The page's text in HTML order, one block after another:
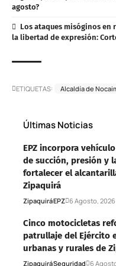
agosto?
Los ataques misóginos en
la libertad de expresión:
ETIQUETAS: Alcaldía de
Últimas Noticias
EPZ incorpora
de succión, presión y
fortalecer el
Zipaquirá
ZipaquiráEPZ 6 Agosto, 2026
Cinco motocicletas
patrullaje del Ejército
urbanas y rurales de
ZipaquiráSeguridad 6